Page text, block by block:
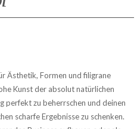
Ästhetik, Formen und filigrane
Kunst der absolut natürlichen
perfekt zu beherrschen und deinen
scharfe Ergebnisse zu schenken.